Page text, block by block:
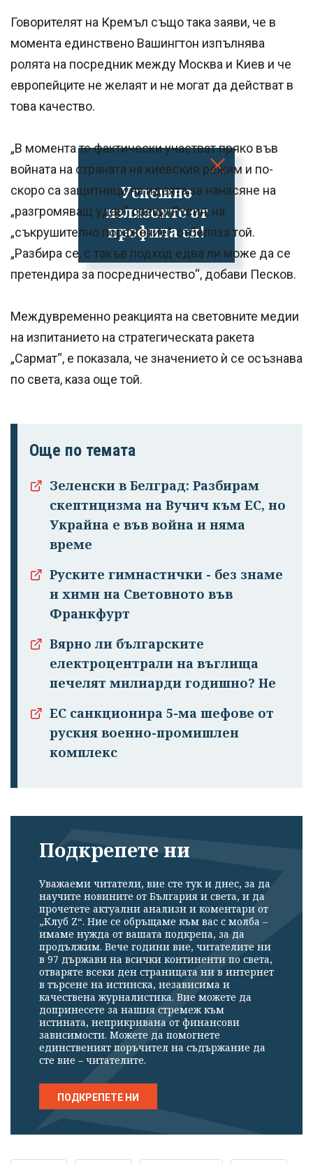
Успешно
излязохте от
профила си!
Говорителят на Кремъл също така заяви, че в
момента единствено Вашингтон изпълнява
ролята на посредник между Москва и Киев и че
европейците не желаят и не могат да действат в
това качество.
„В момента те фактически участват пряко във
войната на страната на киевския режим и по-
скоро са защитници на идеята за нанасяне на
„разгромяващ удар“ срещу Русия, на
„съкрушително поражение“, отбеляза той.
„Разбира се, с такъв подход едва ли може да се
претендира за посредничество“, добави Песков.
Междувременно реакцията на световните медии
на изпитанието на стратегическата ракета
„Сармат“, е показала, че значението ѝ се осъзнава
по света, каза още той.
Още по темата
Зеленски в Белград: Разбирам
скептицизма на Вучич към ЕС, но
Украйна е във война и няма
време
Руските гимнастички - без знаме
и химн на Световното във
Франкфурт
Вярно ли българските
електроцентрали на въглища
печелят милиарди годишно? Не
ЕС санкционира 5-ма шефове от
руския военно-промишлен
комплекс
Подкрепете ни
Уважаеми читатели, вие сте тук и днес, за да
научите новините от България и света, и да
прочетете актуални анализи и коментари от
„Клуб Z“. Ние се обръщаме към вас с молба –
имаме нужда от вашата подкрепа, за да
продължим. Вече години вие, читателите ни
в 97 държави на всички континенти по света,
отваряте всеки ден страницата ни в интернет
в търсене на истинска, независима и
качествена журналистика. Вие можете да
допринесете за нашия стремеж към
истината, неприкривана от финансови
зависимости. Можете да помогнете
единственият поръчител на съдържание да
сте вие – читателите.
ПОДКРЕПЕТЕ НИ